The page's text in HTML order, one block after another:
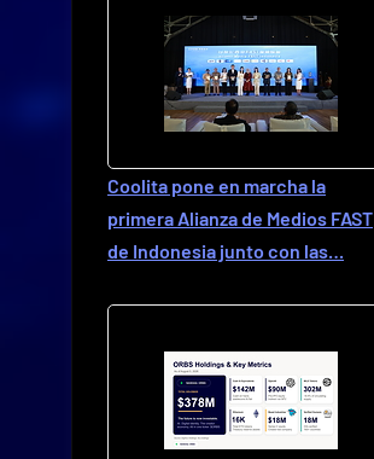
Coolita pone en marcha la
primera Alianza de Medios FAST
de Indonesia junto con las…